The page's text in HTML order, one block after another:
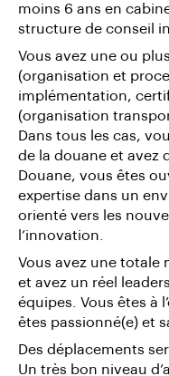
moins 6 ans en
structure de conseil
Vous avez une ou
(organisation et
implémentation,
(organisation
Dans tous les cas,
de la douane et avez
Douane, vous êtes
expertise dans un
orienté vers les
l’innovation.
Vous avez une totale
et avez un réel
équipes. Vous êtes à
êtes passionné(e) et
Des déplacements
Un très bon niveau